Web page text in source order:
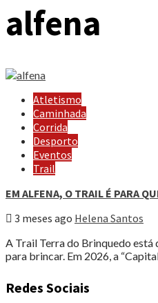
alfena
Atletismo
Caminhada
Corrida
Desporto
Eventos
Trail
EM ALFENA, O TRAIL É PARA
3 meses ago Helena Santos
A Trail Terra do Brinquedo está
para brincar. Em 2026, a
Redes Sociais